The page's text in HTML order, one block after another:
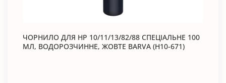
ЧОРНИЛО ДЛЯ HP 10/11/13/82/88 СПЕЦІАЛЬНЕ 100
МЛ, ВОДОРОЗЧИННЕ, ЖОВТЕ BARVA (H10-671)